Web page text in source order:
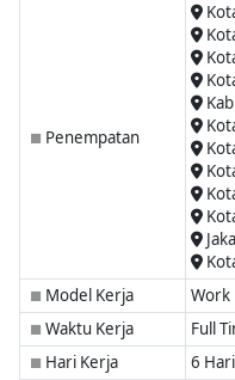
■ Penempatan
■ Model Kerja Work
■ Waktu Kerja Full
■ Hari Kerja 6